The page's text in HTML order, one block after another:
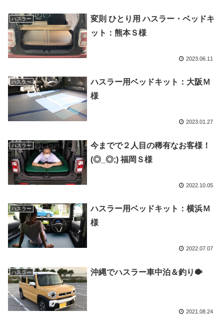
ハスラー
変則 ひとり用 ハスラー・ベッドキ
ット：熊本Ｓ様
2023.06.11
ハスラー
ハスラー用ベッドキット：大阪Ｍ
様
2023.01.27
ハスラー
今までで２人目の稀有なお客様！
(◎_◎;) 福岡Ｓ様
2022.10.05
ハスラー
ハスラー用ベッドキット：横浜Ｍ
様
2022.07.07
ハスラー 沖縄でハスラー車中泊＆釣り🐡
2021.08.24